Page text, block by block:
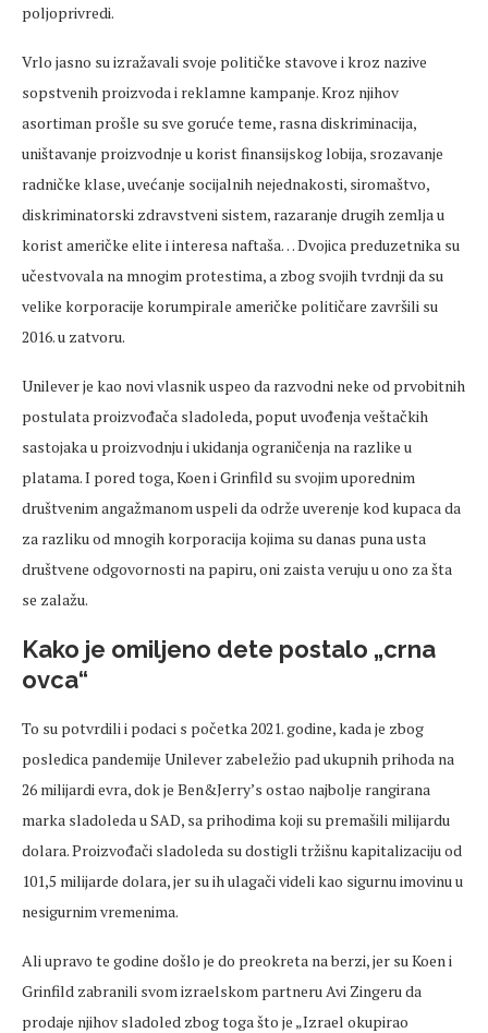
poljoprivredi.
Vrlo jasno su izražavali svoje političke stavove i kroz nazive
sopstvenih proizvoda i reklamne kampanje. Kroz njihov
asortiman prošle su sve goruće teme, rasna diskriminacija,
uništavanje proizvodnje u korist finansijskog lobija, srozavanje
radničke klase, uvećanje socijalnih nejednakosti, siromaštvo,
diskriminatorski zdravstveni sistem, razaranje drugih zemlja u
korist američke elite i interesa naftaša… Dvojica preduzetnika su
učestvovala na mnogim protestima, a zbog svojih tvrdnji da su
velike korporacije korumpirale američke političare završili su
2016. u zatvoru.
Unilever je kao novi vlasnik uspeo da razvodni neke od prvobitnih
postulata proizvođača sladoleda, poput uvođenja veštačkih
sastojaka u proizvodnju i ukidanja ograničenja na razlike u
platama. I pored toga, Koen i Grinfild su svojim uporednim
društvenim angažmanom uspeli da održe uverenje kod kupaca da
za razliku od mnogih korporacija kojima su danas puna usta
društvene odgovornosti na papiru, oni zaista veruju u ono za šta
se zalažu.
Kako je omiljeno dete postalo „crna
ovca“
To su potvrdili i podaci s početka 2021. godine, kada je zbog
posledica pandemije Unilever zabeležio pad ukupnih prihoda na
26 milijardi evra, dok je Ben&Jerry’s ostao najbolje rangirana
marka sladoleda u SAD, sa prihodima koji su premašili milijardu
dolara. Proizvođači sladoleda su dostigli tržišnu kapitalizaciju od
101,5 milijarde dolara, jer su ih ulagači videli kao sigurnu imovinu u
nesigurnim vremenima.
Ali upravo te godine došlo je do preokreta na berzi, jer su Koen i
Grinfild zabranili svom izraelskom partneru Avi Zingeru da
prodaje njihov sladoled zbog toga što je „Izrael okupirao